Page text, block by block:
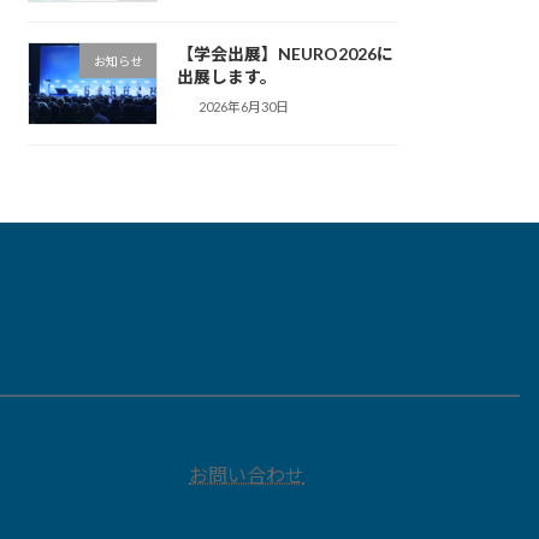
お知らせ
【学会出展】NEURO2026に
出展します。
2026年6月30日
お問い合わせ